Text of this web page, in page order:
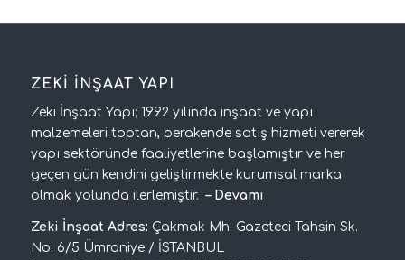
ZEKİ İNŞAAT YAPI
Zeki İnşaat Yapı; 1992 yılında inşaat ve yapı
malzemeleri toptan, perakende satış hizmeti vererek
yapı sektöründe faaliyetlerine başlamıştır ve her
geçen gün kendini geliştirmekte kurumsal marka
olmak yolunda ilerlemiştir.– Devamı
Zeki İnşaat Adres: Çakmak Mh. Gazeteci Tahsin Sk.
No: 6/5 Ümraniye / İSTANBUL